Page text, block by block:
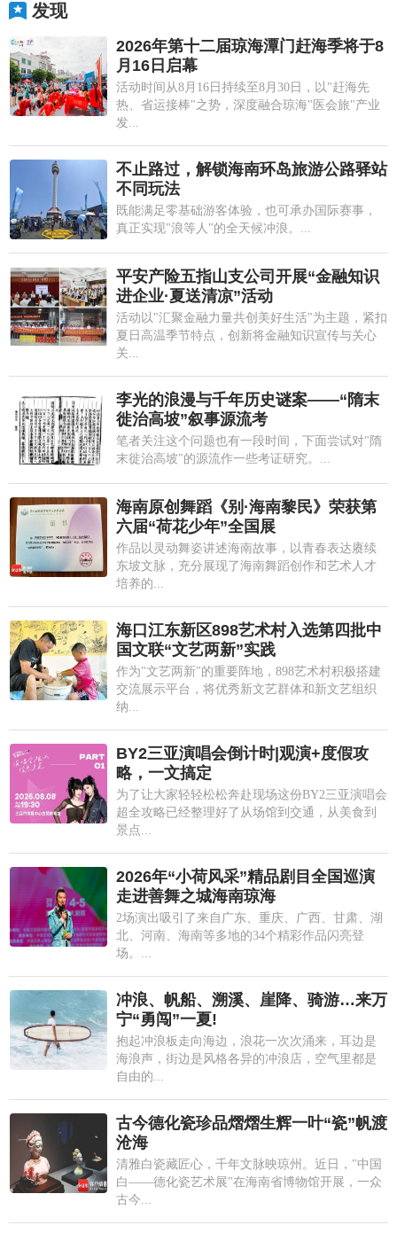
发现
2026年第十二届琼海潭门赶海季将于8
月16日启幕
活动时间从8月16日持续至8月30日，以"赶海先
热、省运接棒"之势，深度融合琼海"医会旅"产业
发...
不止路过，解锁海南环岛旅游公路驿站
不同玩法
既能满足零基础游客体验，也可承办国际赛事，
真正实现"浪等人"的全天候冲浪。...
平安产险五指山支公司开展“金融知识
进企业·夏送清凉”活动
活动以"汇聚金融力量共创美好生活"为主题，紧扣
夏日高温季节特点，创新将金融知识宣传与关心
关...
李光的浪漫与千年历史谜案——“隋末
徙治高坡”叙事源流考
笔者关注这个问题也有一段时间，下面尝试对"隋
末徙治高坡"的源流作一些考证研究。...
海南原创舞蹈《别·海南黎民》荣获第
六届“荷花少年”全国展
作品以灵动舞姿讲述海南故事，以青春表达赓续
东坡文脉，充分展现了海南舞蹈创作和艺术人才
培养的...
海口江东新区898艺术村入选第四批中
国文联“文艺两新”实践
作为"文艺两新"的重要阵地，898艺术村积极搭建
交流展示平台，将优秀新文艺群体和新文艺组织
纳...
BY2三亚演唱会倒计时|观演+度假攻
略，一文搞定
为了让大家轻轻松松奔赴现场这份BY2三亚演唱会
超全攻略已经整理好了从场馆到交通，从美食到
景点...
2026年“小荷风采”精品剧目全国巡演
走进善舞之城海南琼海
2场演出吸引了来自广东、重庆、广西、甘肃、湖
北、河南、海南等多地的34个精彩作品闪亮登
场。...
冲浪、帆船、溯溪、崖降、骑游…来万
宁“勇闯”一夏!
抱起冲浪板走向海边，浪花一次次涌来，耳边是
海浪声，街边是风格各异的冲浪店，空气里都是
自由的...
古今德化瓷珍品熠熠生辉一叶“瓷”帆渡
沧海
清雅白瓷藏匠心，千年文脉映琼州。近日，"中国
白——德化瓷艺术展"在海南省博物馆开展，一众
古今...